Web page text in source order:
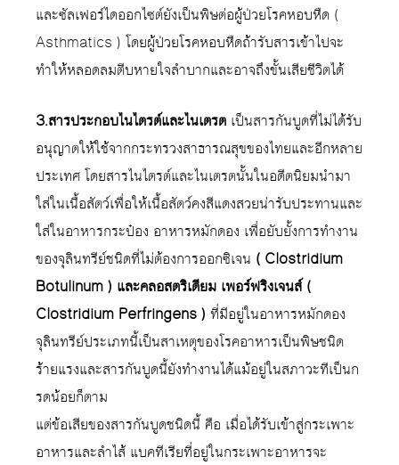
และซัลเฟอร์ไดออกไซต์ยังเป็นพิษต่อผู้ป่วยโรคหอบหืด (
Asthmatics ) โดยผู้ป่วยโรคหอบหืดถ้ารับสารเข้าไปจะ
ทำให้หลอดลมตีบหายใจลำบากและอาจถึงขั้นเสียชีวิตได้
3.สารประกอบไนไตรต์และไนเตรต เป็นสารกันบูดที่ไม่ได้รับ
อนุญาตให้ใช้จากกระทรวงสาธารณสุขของไทยและอีกหลาย
ประเทศ โดยสารไนไตรต์และไนเตรตนั้นในอดีตนิยมนำมา
ใส่ในเนื้อสัตว์เพื่อให้เนื้อสัตว์คงสีแดงสวยน่ารับประทานและ
ใส่ในอาหารกระป๋อง อาหารหมักดอง เพื่อยับยั้งการทำงาน
ของจุลินทรีย์ชนิดที่ไม่ต้องการออกซิเจน ( Clostridium
Botulinum ) และคลอสตริเดียม เพอร์ฟริงเจนส์ (
Clostridium Perfringens ) ที่มีอยู่ในอาหารหมักดอง
จุลินทรีย์ประเภทนี้เป็นสาเหตุของโรคอาหารเป็นพิษชนิด
ร้ายแรงและสารกันบูดนี้ยังทำงานได้แม้อยู่ในสภาวะทีเป็นก
รดน้อยก็ตาม
แต่ข้อเสียของสารกันบูดชนิดนี้ คือ เมื่อได้รับเข้าสู่กระเพาะ
อาหารและลำไส้ แบคทีเรียที่อยู่ในกระเพาะอาหารจะ